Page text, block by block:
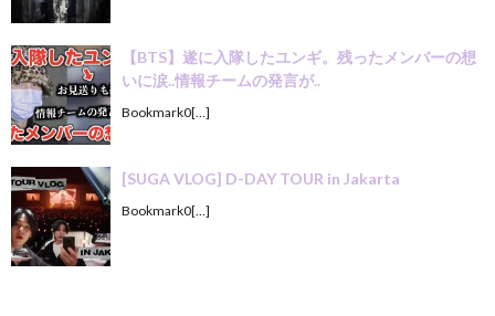
【BTS】遂に入隊したユンギ。残ったメンバーの想
いに涙..情報チームの発言が..
Bookmark0[…]
[SUGA VLOG] D-DAY TOUR in Jakarta
Bookmark0[…]